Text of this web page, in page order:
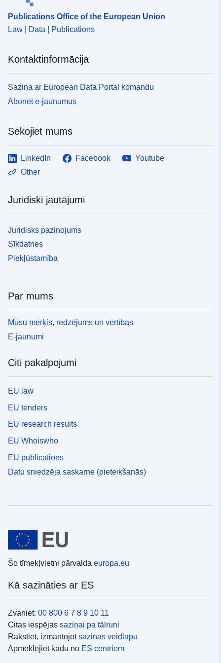
Publications Office of the European Union
Law | Data | Publications
Kontaktinformācija
Saziņa ar European Data Portal komandu
Abonēt e-jaunumus
Sekojiet mums
LinkedIn Facebook
Youtube
Other
Juridiski jautājumi
Juridisks paziņojums
Sīkdatnes
Piekļūstamība
Par mums
Mūsu mērķis, redzējums un vērtības
E-jaunumi
Citi pakalpojumi
EU law
EU tenders
EU research results
EU Whoiswho
EU publications
Datu sniedzēja saskarne (pieteikšanās)
Šo tīmekļvietni pārvalda europa.eu
Kā sazināties ar ES
Zvaniet: 00 800 6 7 8 9 10 11
Citas iespējas saziņai pa tālruni
Rakstiet, izmantojotsaziņas veidlapu
Apmeklējiet kādu no ES centriem